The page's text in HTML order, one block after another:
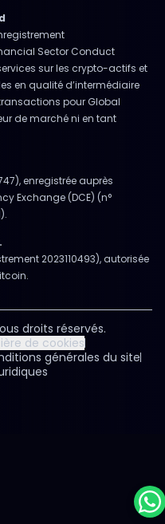
Sector Conduct
sur les crypto-actifs et
en qualité d’intermédiaire
pour Global
de marché ni en tant
enregistrée auprès
Exchange (DCE) (n°
2023110493), autorisée
droits réservés.
de cookies
générales du site